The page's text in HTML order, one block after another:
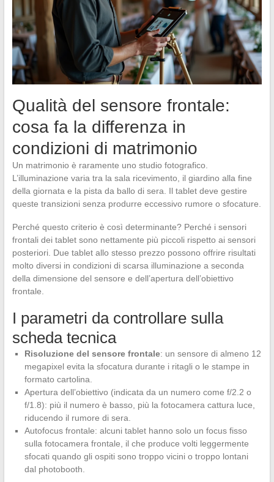
Qualità del sensore frontale:
cosa fa la differenza in
condizioni di matrimonio
Un matrimonio è raramente uno studio fotografico.
L’illuminazione varia tra la sala ricevimento, il giardino alla fine
della giornata e la pista da ballo di sera. Il tablet deve gestire
queste transizioni senza produrre eccessivo rumore o sfocature.
Perché questo criterio è così determinante? Perché i sensori
frontali dei tablet sono nettamente più piccoli rispetto ai sensori
posteriori. Due tablet allo stesso prezzo possono offrire risultati
molto diversi in condizioni di scarsa illuminazione a seconda
della dimensione del sensore e dell’apertura dell’obiettivo
frontale.
I parametri da controllare sulla
scheda tecnica
Risoluzione del sensore frontale: un sensore di almeno 12
megapixel evita la sfocatura durante i ritagli o le stampe in
formato cartolina.
Apertura dell’obiettivo (indicata da un numero come f/2.2 o
f/1.8): più il numero è basso, più la fotocamera cattura luce,
riducendo il rumore di sera.
Autofocus frontale: alcuni tablet hanno solo un focus fisso
sulla fotocamera frontale, il che produce volti leggermente
sfocati quando gli ospiti sono troppo vicini o troppo lontani
dal photobooth.